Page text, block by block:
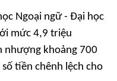
Ngoại ngữ - Đại học
mức 4,9 triệu
nhượng khoảng 700
tiền chênh lệch cho